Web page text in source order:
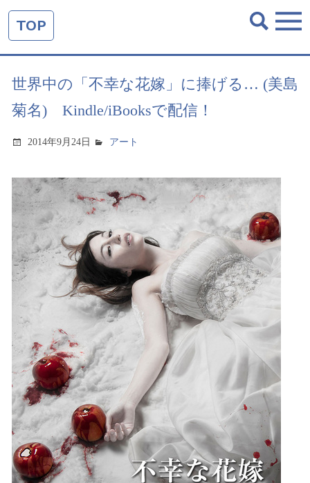
TOP
世界中の「不幸な花嫁」に捧げる… (美島
菊名) Kindle/iBooksで配信！
2014年9月24日 アート